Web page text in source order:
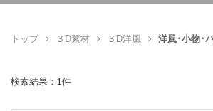
トップ ３D素材 ３D洋風 洋風･小物･
検索結果：1件